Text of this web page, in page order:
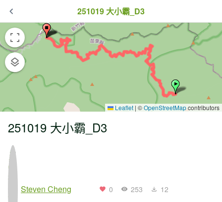
251019 大小霸_D3
Leaflet | ©OpenStreetMapcontributors
251019 大小霸_D3
Steven Cheng 0 253 12